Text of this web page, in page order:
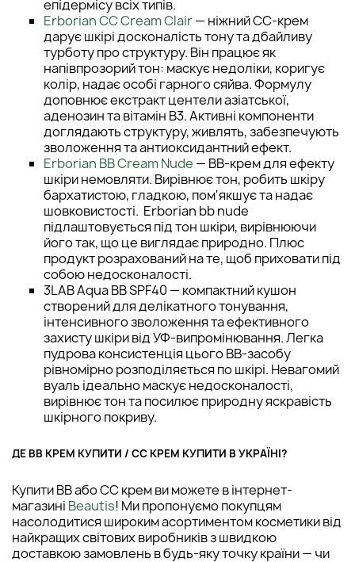
епідермісу всіх типів.
Erborian CC Cream Clair— ніжний СС-крем
дарує шкірі досконалість тону та дбайливу
турботу про структуру. Він працює як
напівпрозорий тон: маскує недоліки, коригує
колір, надає особі гарного сяйва. Формулу
доповнює екстракт центели азіатської,
аденозин та вітамін В3. Активні компоненти
доглядають структуру, живлять, забезпечують
зволоження та антиоксидантний ефект.
Erborian BB Cream Nude — BB-крем для ефекту
шкіри немовляти. Вирівнює тон, робить шкіру
бархатистою, гладкою, пом'якшує та надає
шовковистості. Erborian bb nude
підлаштовується під тон шкіри, вирівнюючи
його так, що це виглядає природно. Плюс
продукт розрахований на те, щоб приховати під
собою недосконалості.
3LAB Aqua BB SPF40 — компактний кушон
створений для делікатного тонування,
інтенсивного зволоження та ефективного
захисту шкіри від УФ-випромінювання. Легка
пудрова консистенція цього BB-засобу
рівномірно розподіляється по шкірі. Невагомий
вуаль ідеально маскує недосконалості,
вирівнює тон та посилює природну яскравість
шкірного покриву.
ДЕ BB КРЕМ КУПИТИ / CC КРЕМ КУПИТИ В УКРАЇНІ?
Купити BB або СС крем ви можете в інтернет-
магазині Beautis! Ми пропонуємо покупцям
насолодитися широким асортиментом косметики від
найкращих світових виробників з швидкою
доставкою замовлень в будь-яку точку країни — чи